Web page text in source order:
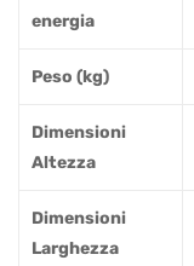
energia
Peso (kg)
Dimensioni
Altezza
Dimensioni
Larghezza